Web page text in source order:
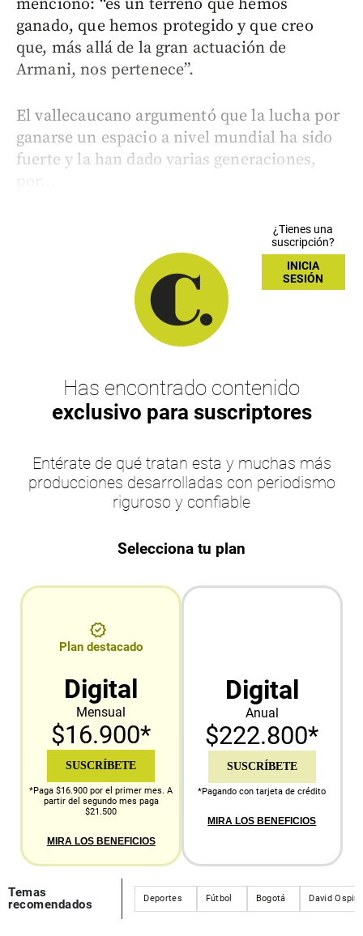
mencionó: “es un terreno que hemos
ganado, que hemos protegido y que creo
que, más allá de la gran actuación de
Armani, nos pertenece”.
El vallecaucano argumentó que la lucha por
ganarse un espacio a nivel mundial ha sido
fuerte y la han dado varias generaciones,
¿Tienes una
suscripción?
INICIA
SESIÓN
Has encontrado contenido
exclusivo para suscriptores
Entérate de qué tratan esta y muchas más
producciones desarrolladas con periodismo
riguroso y confiable
Selecciona tu plan
Plan destacado
Digital
Mensual
$16.900*
SUSCRÍBETE
*Paga $16.900 por el primer mes. A
partir del segundo mes paga
$21.500
MIRA LOS BENEFICIOS
Digital
Anual
$222.800*
SUSCRÍBETE
*Pagando con tarjeta de crédito
MIRA LOS BENEFICIOS
Temas
recomendados
Deportes Fútbol Bogotá David